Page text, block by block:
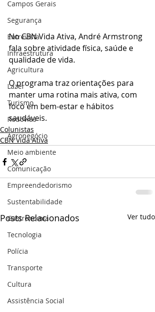
Campos Gerais
Segurança
Entrevista
Infraestrutura
Agricultura
Lazer
Turismo
Rodovias
Agronegócio
Meio ambiente
Comunicação
Empreendedorismo
Sustentabilidade
Gastronomia
Tecnologia
Polícia
Transporte
Cultura
Assistência Social
No CBN Vida Ativa, André Armstrong
fala sobre atividade física, saúde e
qualidade de vida.
O programa traz orientações para
manter uma rotina mais ativa, com
foco em bem-estar e hábitos
saudáveis.
Colunistas
CBN Vida Ativa
Posts Relacionados Ver tudo